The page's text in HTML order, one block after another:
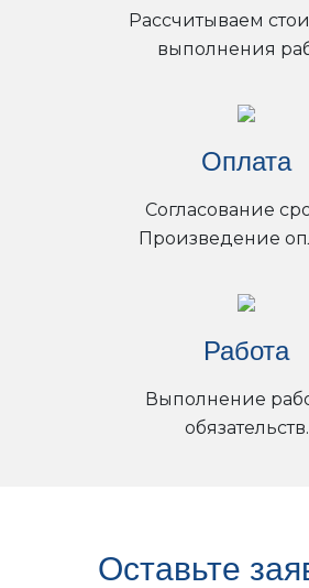
Рассчитываем
выполнения
Оплата
Согласование
Произведение
Работа
Выполнение
обязательств.
Оставьте